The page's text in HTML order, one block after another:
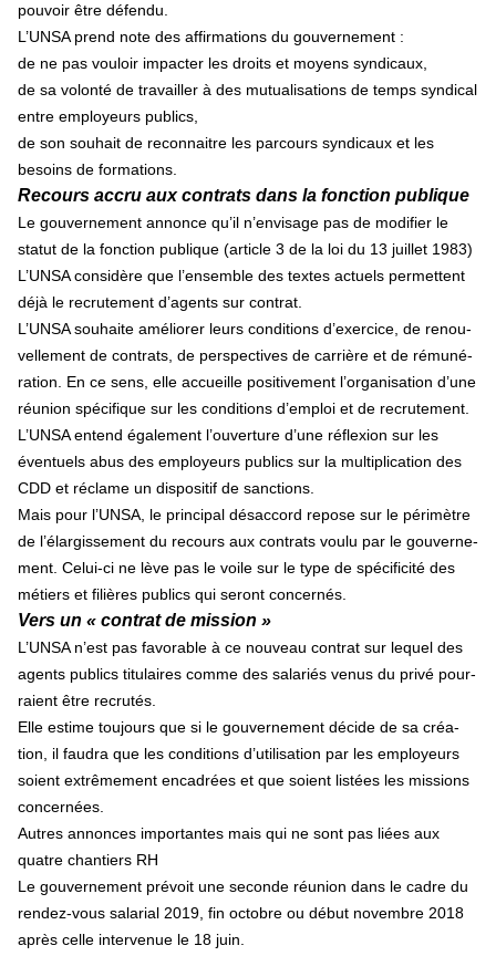
pou­voir être défendu.
L’UNSA prend note des affir­ma­tions du gou­ver­ne­ment :
de ne pas vouloir impacter les droits et moyens syndicaux,
de sa volonté de travailler à des mutualisations de temps syndical
entre employeurs publics,
de son souhait de reconnaitre les parcours syndicaux et les
besoins de formations.
Recours accru aux contrats dans la fonction publique
Le gou­ver­ne­ment annonce qu’il n’envi­sage pas de modi­fier le
statut de la fonc­tion publi­que (arti­cle 3 de la loi du 13 juillet 1983)
L’UNSA consi­dère que l’ensem­ble des textes actuels per­met­tent
déjà le recru­te­ment d’agents sur contrat.
L’UNSA sou­haite amé­lio­rer leurs condi­tions d’exer­cice, de renou­
vel­le­ment de contrats, de pers­pec­ti­ves de car­rière et de rému­né­
ra­tion. En ce sens, elle accueille posi­ti­ve­ment l’orga­ni­sa­tion d’une
réu­nion spé­ci­fi­que sur les condi­tions d’emploi et de recru­te­ment.
L’UNSA entend également l’ouver­ture d’une réflexion sur les
éventuels abus des employeurs publics sur la mul­ti­pli­ca­tion des
CDD et réclame un dis­po­si­tif de sanc­tions.
Mais pour l’UNSA, le prin­ci­pal désac­cord repose sur le péri­mè­tre
de l’élargissement du recours aux contrats voulu par le gou­ver­ne­
ment. Celui-ci ne lève pas le voile sur le type de spé­ci­fi­cité des
métiers et filiè­res publics qui seront concer­nés.
Vers un « contrat de mis­sion »
L’UNSA n’est pas favo­ra­ble à ce nou­veau contrat sur lequel des
agents publics titu­lai­res comme des sala­riés venus du privé pour­
raient être recru­tés.
Elle estime tou­jours que si le gou­ver­ne­ment décide de sa créa­
tion, il faudra que les condi­tions d’uti­li­sa­tion par les employeurs
soient extrê­me­ment enca­drées et que soient lis­tées les mis­sions
concer­nées.
Autres annonces importantes mais qui ne sont pas liées aux
quatre chantiers RH
Le gouvernement prévoit une seconde réunion dans le cadre du
rendez-vous salarial 2019, fin octobre ou début novembre 2018
après celle intervenue le 18 juin.